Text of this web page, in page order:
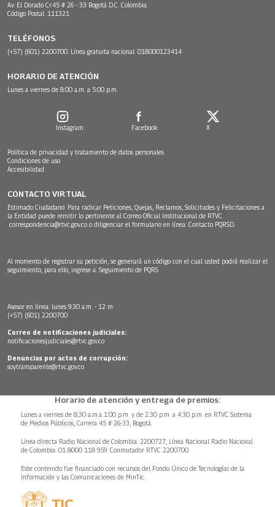
Av. El Dorado Cr.45 # 26 - 33 Bogotá D.C. Colombia.
Código Postal: 111321
TELÉFONOS
(+57) (601) 2200700. Línea gratuita nacional: 018000123414
HORARIO DE ATENCIÓN
Lunes a viernes de 8:00 a.m. a 5:00 p.m.
Instagram Facebook X
Política de privacidad y tratamiento de datos personales
Condiciones de uso
Accesibilidad
CONTACTO VIRTUAL
Estimado Ciudadano: Para radicar Peticiones, Quejas, Reclamos, Solicitudes y Felicitaciones a
la Entidad puede remitir lo pertinente al Correo Oficial Institucional de RTVC
correspondencia@rtvc.gov.co o diligenciar el formulario en línea: Contacto PQRSD.
Al momento de registrar su petición, se generará un código con el cual usted podrá realizar el
seguimiento, para ello, ingrese a: Seguimiento de PQRS
Asesor en línea: lunes 9:30 a.m. - 12 m
(+57) (601) 2200700
Correo de notificaciones judiciales:
notificacionesjudiciales@rtvc.gov.co
Denuncias por actos de corrupción:
soytransparente@rtvc.gov.co
Horario de atención y entrega de premios:
Lunes a viernes de 8:30 a.m.a 1:00 p.m. y de 2:30 p.m. a 4:30 p.m. en RTVC Sistema
de Medios Públicos, Carrera 45 # 26-33, Bogotá.
Línea directa Radio Nacional de Colombia: 2200727, Línea Nacional Radio Nacional
de Colombia: 01 8000 118 959. Conmutador RTVC 2200700
Este contenido fue financiado con recursos del Fondo Único de Tecnologías de la
Información y las Comunicaciones de MinTic.